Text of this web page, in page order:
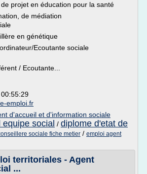
projet en éducation pour la santé
de médiation
en génétique
Ecoutante sociale
/ Ecoutante...
emploi.fr
d'accueil et d'information sociale
social / diplome d'etat de
sociale fiche metier / emploi agent
territoriales - Agent
...